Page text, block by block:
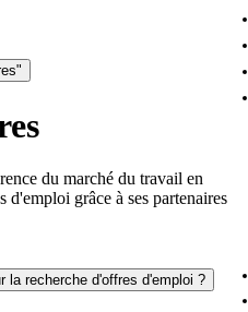
du marché du travail en
grâce à ses partenaires
la recherche d'offres d'emploi ?